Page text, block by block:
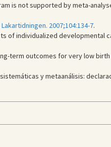
is not supported by meta-
Lakartidningen. 2007;104:134-7.
of individualized developmental
term outcomes for very low
y metaanálisis: